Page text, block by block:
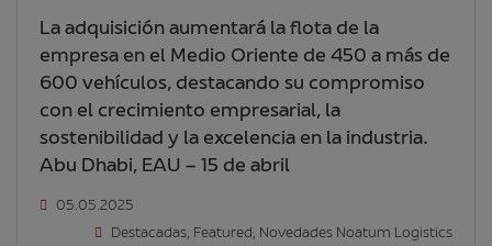
La adquisición aumentará la flota de la
empresa en el Medio Oriente de 450 a más de
600 vehículos, destacando su compromiso
con el crecimiento empresarial, la
sostenibilidad y la excelencia en la industria.
Abu Dhabi, EAU – 15 de abril
05.05.2025
Destacadas, Featured, Novedades Noatum Logistics